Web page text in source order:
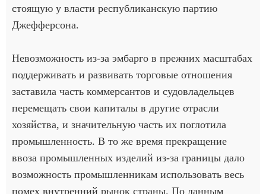
стоящую у власти республиканскую партию
Джефферсона.
Невозможность из-за эмбарго в прежних масштабах
поддерживать и развивать торговые отношения
заставила часть коммерсантов и судовладельцев
перемещать свои капиталы в другие отрасли
хозяйства, и значительную часть их поглотила
промышленность. В то же время прекращение
ввоза промышленных изделий из-за границы дало
возможность промышленникам использовать весь
помех внутренний рынок страны. По данным